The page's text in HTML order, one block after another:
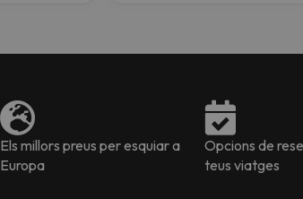
Els millors preus per esquiar a
Europa
Opcions de
teus viatges